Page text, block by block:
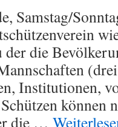
Samstag/
die
Institutionen,
können
die …